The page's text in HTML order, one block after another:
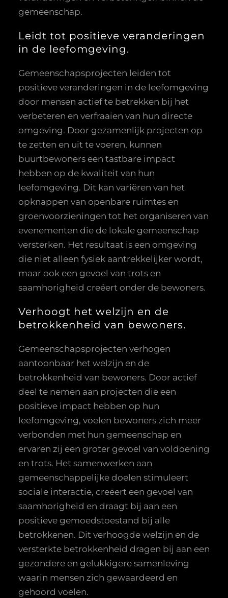
gemeenschap.
Leidt tot positieve veranderingen
in de leefomgeving.
Gemeenschapsprojecten leiden tot
positieve veranderingen in de leefomgeving
door mensen actief te betrekken bij het
verbeteren en verfraaien van hun directe
omgeving. Door gezamenlijk projecten op
te zetten en uit te voeren, kunnen
buurtbewoners een tastbare impact
hebben op de kwaliteit van hun
leefomgeving. Dit kan variëren van het
opknappen van openbare ruimtes en
groenvoorzieningen tot het organiseren van
evenementen die de lokale gemeenschap
versterken. Het resultaat is een omgeving
die niet alleen fysiek aantrekkelijker wordt,
maar ook een gevoel van trots en
saamhorigheid creëert onder de bewoners.
Verhoogt het welzijn en de
betrokkenheid van bewoners.
Gemeenschapsprojecten verhogen
aantoonbaar het welzijn en de
betrokkenheid van bewoners. Door actief
deel te nemen aan projecten die een
positieve impact hebben op hun
leefomgeving, voelen bewoners zich meer
verbonden met hun gemeenschap en
ervaren zij een groter gevoel van voldoening
en trots. Het samenwerken aan
gemeenschappelijke doelen stimuleert
sociale interactie, creëert een gevoel van
saamhorigheid en draagt bij aan een
positieve gemoedstoestand bij alle
betrokkenen. Dit verhoogde welzijn en de
versterkte betrokkenheid dragen bij aan een
gezondere en gelukkigere samenleving
waarin mensen zich gewaardeerd en
gehoord voelen.